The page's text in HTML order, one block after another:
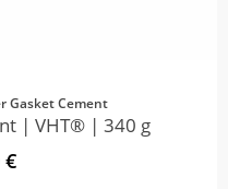
Gasket Cement
| VHT® | 340 g
€